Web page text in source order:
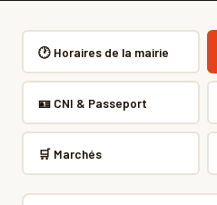
🕐 Horaires de la mairie
🪪 CNI & Passeport
🛒 Marchés